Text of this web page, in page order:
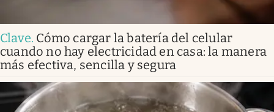
Clave. Cómo cargar la batería del celular
cuando no hay electricidad en casa: la manera
más efectiva, sencilla y segura